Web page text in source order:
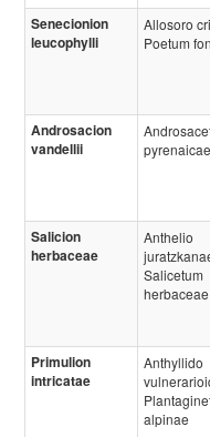
Senecionion
leucophylli
Allosoro
Poetum
Androsacion
vandellii
pyrenaicae
Salicion
herbaceae
Anthelio
Salicetum
herbaceae
Primulion
intricatae
Anthyllido
alpinae